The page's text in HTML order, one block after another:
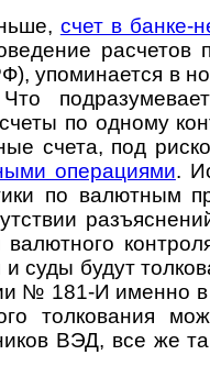
счет в банке-­
рас­че­тов
упоми­нается в
по одному
счета, под
опера­циями.
по валют­ным
и суды будут
№ 181-И именно в
толко­вания
ВЭД, все же